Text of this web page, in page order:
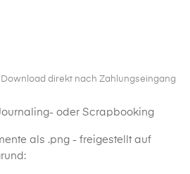
direkt nach Zahlungseingang
oder Scrapbooking
als .png - freigestellt auf